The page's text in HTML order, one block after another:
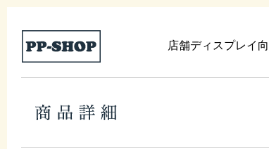
店舗ディスプレイ